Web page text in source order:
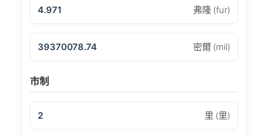
4.971 弗隆 (fur)
39370078.74 密爾 (mil)
市制
2 里 (里)